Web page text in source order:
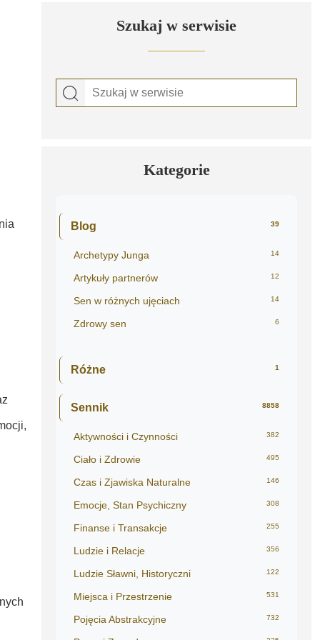
Szukaj w serwisie
Kategorie
Blog 39
Archetypy Junga 14
Artykuły partnerów 12
Sen w różnych ujęciach 14
Zdrowy sen 6
Różne 1
Sennik 8858
Aktywności i Czynności 382
Ciało i Zdrowie 495
Czas i Zjawiska Naturalne 146
Emocje, Stan Psychiczny 308
Finanse i Transakcje 255
Ludzie i Relacje 356
Ludzie Sławni, Historyczni 122
Miejsca i Przestrzenie 531
Pojęcia Abstrakcyjne 732